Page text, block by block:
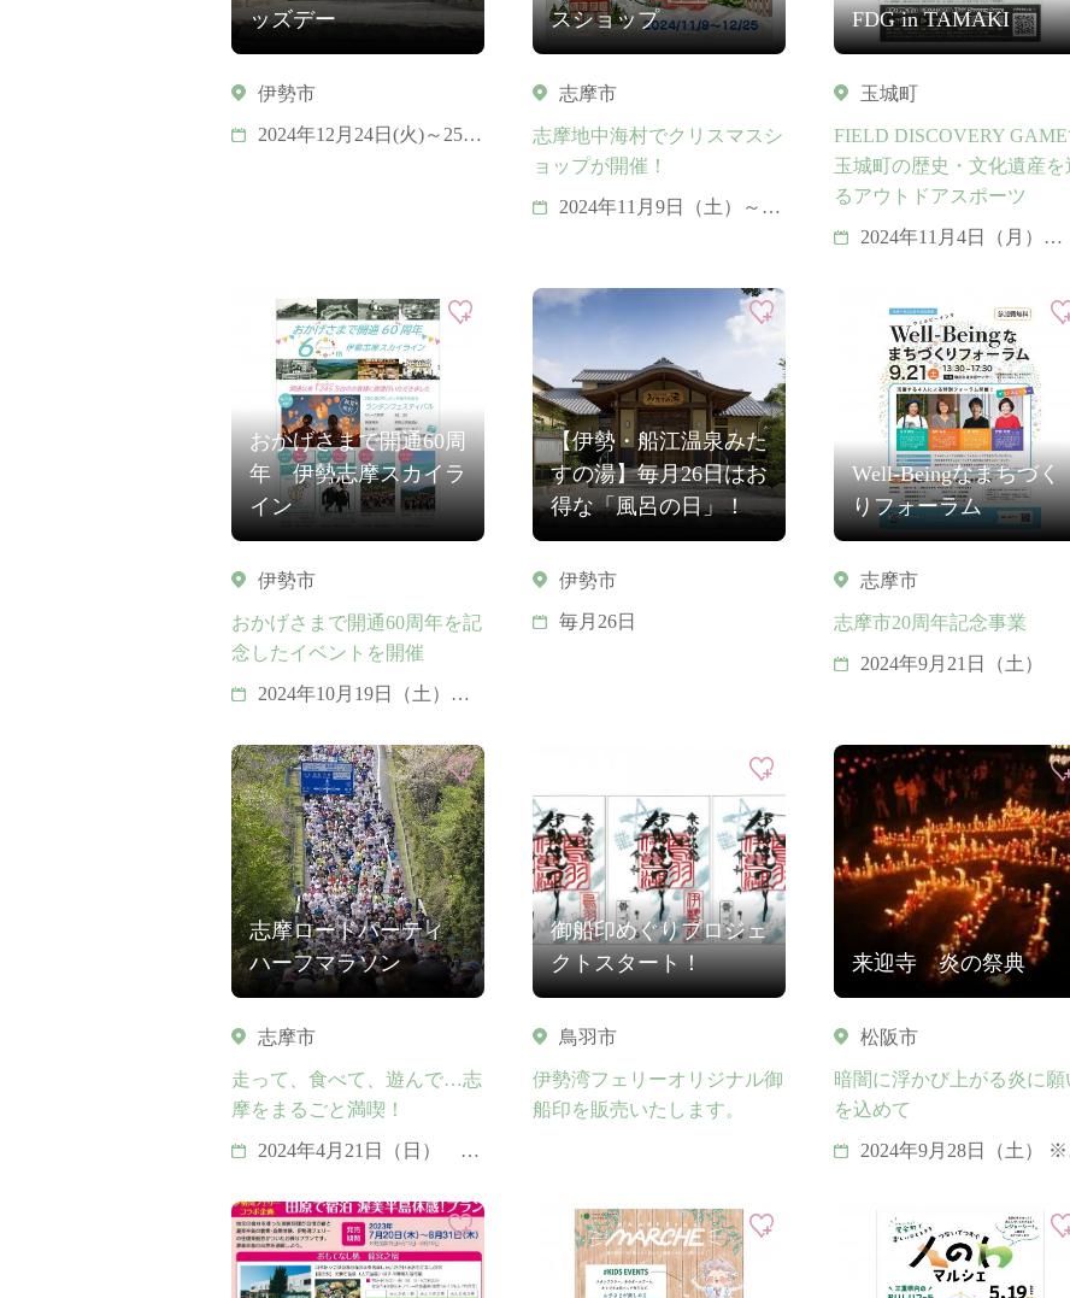
ッズデー
伊勢市
2024年12月24日(火)～25日
スショップ
志摩市
志摩地中海村でクリスマスシ
ョップが開催！
2024年11月9日（土）～12
FDG in TAMAKI
玉城町
FIELD DISCOVERY
玉城町の歴史・文化遺産を
るアウトドアスポーツ
2024年11月4日（月）
（月）まで
おかげさまで開通60周
年 伊勢志摩スカイラ
イン
伊勢市
おかげさまで開通60周年を記
念したイベントを開催
2024年10月19日（土）・
【伊勢・船江温泉みた
すの湯】毎月26日はお
得な「風呂の日」！
伊勢市
毎月26日
Well-Beingなまちづく
りフォーラム
志摩市
志摩市20周年記念事業
2024年9月21日（土）
志摩ロードパーティ
ハーフマラソン
志摩市
走って、食べて、遊んで…志
摩をまるごと満喫！
2024年4月21日（日） 志
マラソン
御船印めぐりプロジェ
クトスタート！
鳥羽市
伊勢湾フェリーオリジナル御
船印を販売いたします。
来迎寺 炎の祭典
松阪市
暗闇に浮かび上がる炎に願
を込めて
2024年9月28日（土） ※